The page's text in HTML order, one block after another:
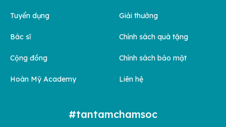
Tuyển dụng
Bác sĩ
Cộng đồng
Hoàn Mỹ Academy
Giải thưởng
Chính sách quà tặng
Chính sách bảo mật
Liên hệ
#tantamchamsoc